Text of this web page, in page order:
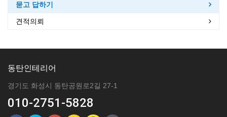
묻고 답하기
견적의뢰
동탄인테리어
경기도 화성시 동탄공원로2길 27-1
010-2751-5828